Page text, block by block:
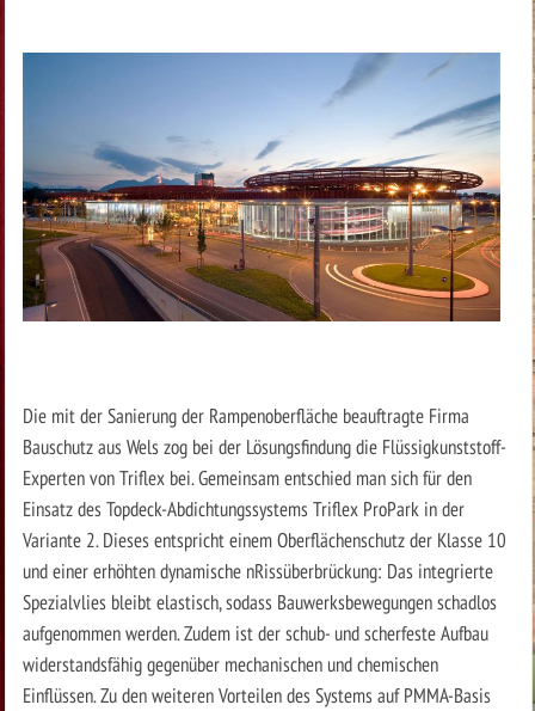
Die mit der Sanierung der Rampenoberfläche beauftragte Firma
Bauschutz aus Wels zog bei der Lösungsfindung die Flüssigkunststoff-
Experten von Triflex bei. Gemeinsam entschied man sich für den
Einsatz des Topdeck-Abdichtungssystems Triflex ProPark in der
Variante 2. Dieses entspricht einem Oberflächenschutz der Klasse 10
und einer erhöhten dynamische nRissüberbrückung: Das integrierte
Spezialvlies bleibt elastisch, sodass Bauwerksbewegungen schadlos
aufgenommen werden. Zudem ist der schub- und scherfeste Aufbau
widerstandsfähig gegenüber mechanischen und chemischen
Einflüssen. Zu den weiteren Vorteilen des Systems auf ­PMMA-Basis